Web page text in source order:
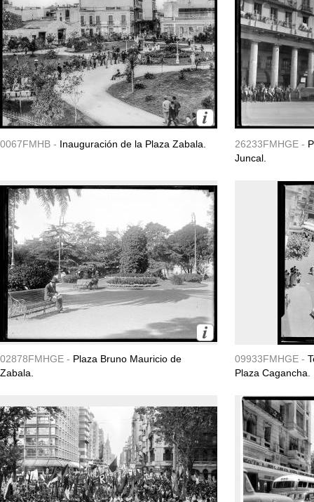
0067FMHB - Inauguración de la Plaza Zabala. 26233FMHGE -
Juncal.
02878FMHGE - Plaza Bruno Mauricio de
Zabala.
09933FMHGE -
Plaza Cagancha.